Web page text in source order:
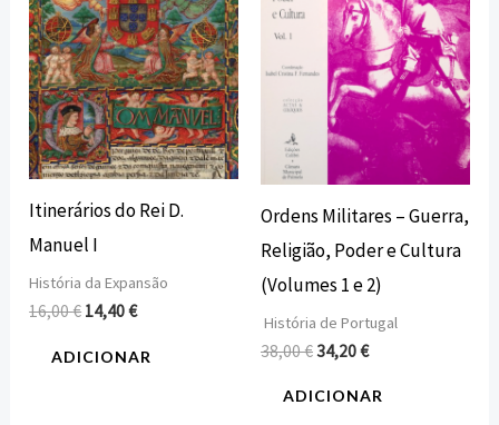
Itinerários do Rei D.
Manuel I
História da Expansão
16,00€ 14,40€
ADICIONAR
Ordens Militares – Guerra,
Religião, Poder e Cultura
(Volumes 1 e 2)
História de Portugal
38,00€34,20€
ADICIONAR